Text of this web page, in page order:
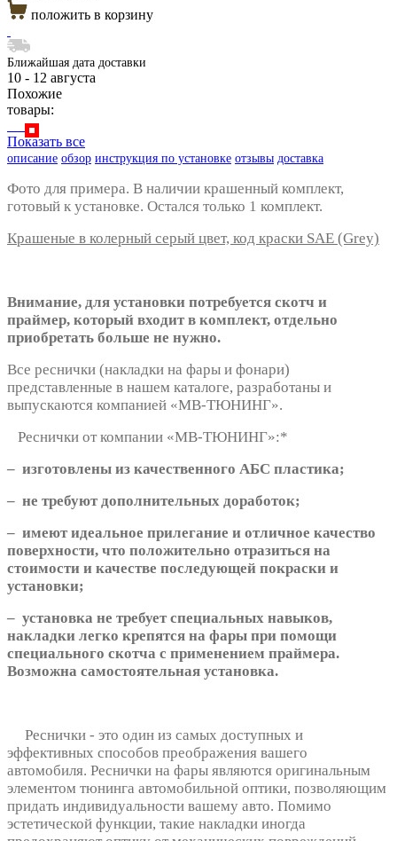
положить в корзину
Ближайшая дата доставки
10 - 12 августа
Похожие
товары:
Показать все
описание обзор инструкция по установке отзывы доставка
Фото для примера. В наличии крашенный комплект,
готовый к установке. Остался только 1 комплект.
Крашеные в колерный серый цвет, код краски SAE (Grey)
Внимание, для установки потребуется скотч и
праймер, который входит в комплект, отдельно
приобретать больше не нужно.
Все реснички (накладки на фары и фонари)
представленные в нашем каталоге, разработаны и
выпускаются компанией «МВ-ТЮНИНГ».
Реснички от компании «МВ-ТЮНИНГ»:*
– изготовлены из качественного АБС пластика;
– не требуют дополнительных доработок;
– имеют идеальное прилегание и отличное качество
поверхности, что положительно отразиться на
стоимости и качестве последующей покраски и
установки;
– установка не требует специальных навыков,
накладки легко крепятся на фары при помощи
специального скотча с применением праймера.
Возможна самостоятельная установка.
Реснички - это один из самых доступных и
эффективных способов преображения вашего
автомобиля. Реснички на фары являются оригинальным
элементом тюнинга автомобильной оптики, позволяющим
придать индивидуальности вашему авто. Помимо
эстетической функции, такие накладки иногда